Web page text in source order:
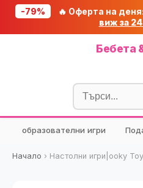
-79% 🔥 Оферта на деня:
виж за
Бебета
🧮
🔍 Намери
🎁
образователни игри
Начало › Настолни игри|ooky Toy